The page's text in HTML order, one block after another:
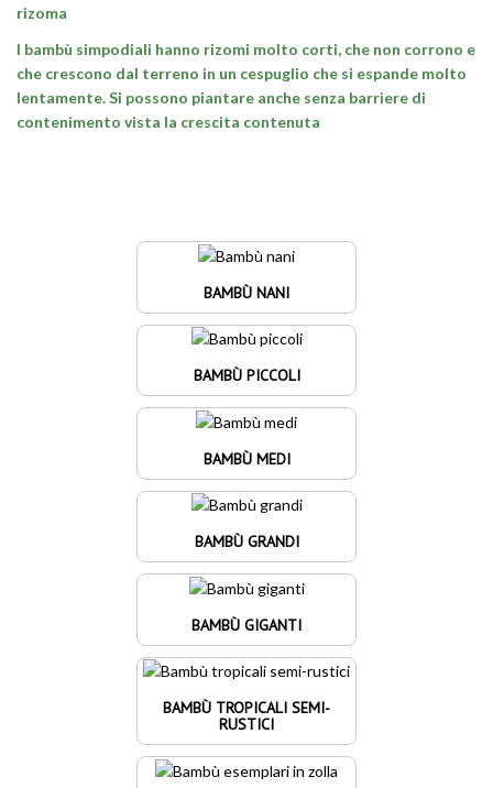
rizoma
I bambù simpodiali hanno rizomi molto corti, che non corrono e
che crescono dal terreno in un cespuglio che si espande molto
lentamente. Si possono piantare anche senza barriere di
contenimento vista la crescita contenuta
BAMBÙ NANI
BAMBÙ PICCOLI
BAMBÙ MEDI
BAMBÙ GRANDI
BAMBÙ GIGANTI
BAMBÙ TROPICALI SEMI-
RUSTICI